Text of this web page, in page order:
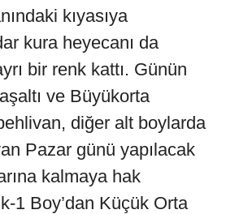
kıyasıya
kura heyecanı da
bir renk kattı. Günün
ve Büyükorta
diğer alt boylarda
Pazar günü yapılacak
kalmaya hak
1 Boy’dan Küçük Orta